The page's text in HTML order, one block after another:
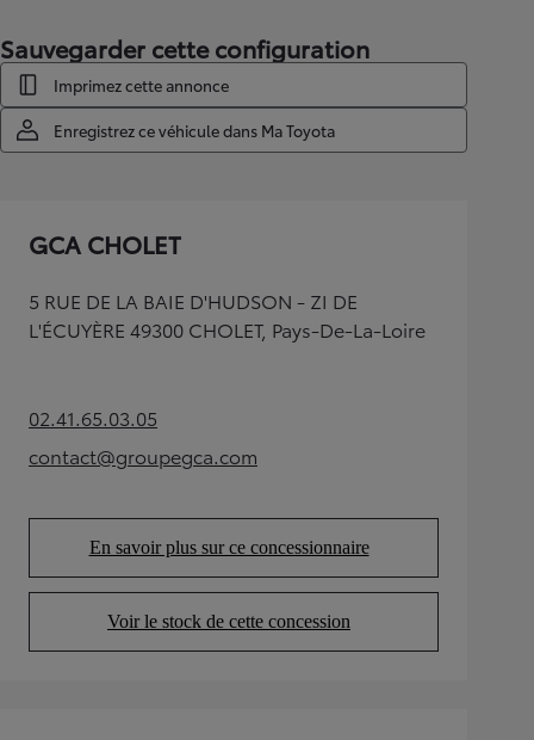
Sauvegarder cette configuration
Imprimez cette annonce
Enregistrez ce véhicule dans Ma Toyota
GCA CHOLET
5 RUE DE LA BAIE D'HUDSON - ZI DE
L'ÉCUYÈRE 49300 CHOLET, Pays-De-La-Loire
02.41.65.03.05(Opens in new tab)
contact@groupegca.com
(Opens in new tab)
En savoir plus sur ce concessionnaire
(Opens in new tab)
Voir le stock de cette concession
(Opens in new tab)